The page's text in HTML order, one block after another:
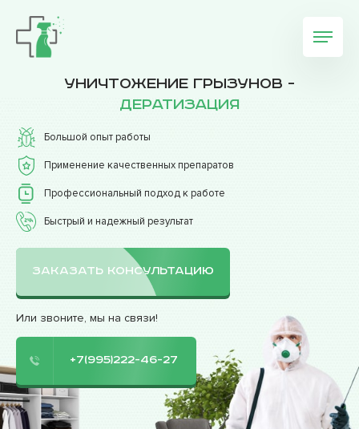
Уничтожение грызунов -
дератизация
Большой опыт работы
Применение качественных препаратов
Профессиональный подход к работе
Быстрый и надежный результат
ЗАКАЗАТЬ КОНСУЛЬТАЦИЮ
Или звоните, мы на связи!
+7(995)222-46-27